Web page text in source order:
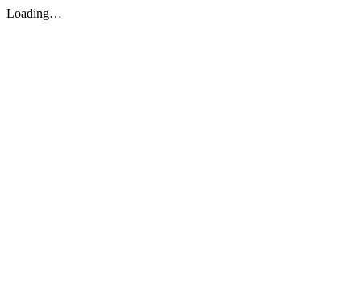
Loading…